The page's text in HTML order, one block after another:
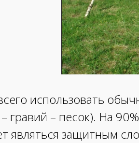
использовать
гравий – песок). На
являться защитным